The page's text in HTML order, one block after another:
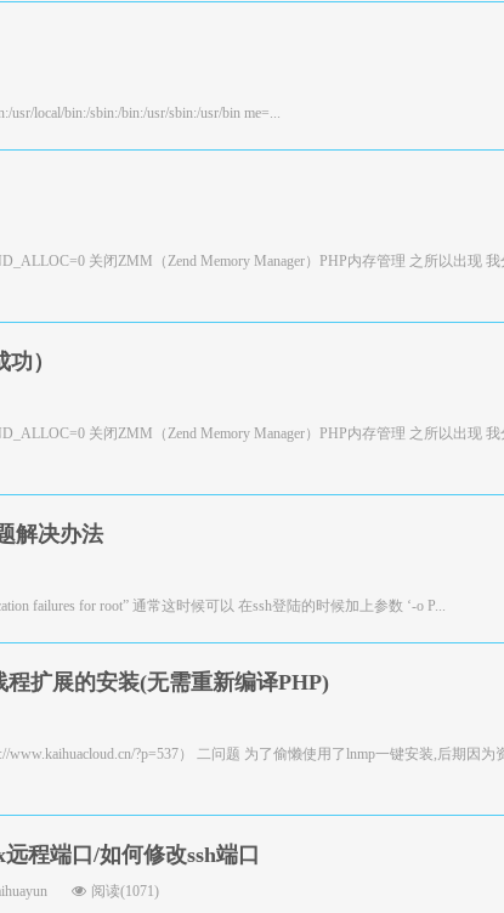
usr/local/bin:/sbin:/bin:/usr/sbin:/usr/bin me=...
关闭ZMM（Zend Memory Manager）PHP内存管理 之所以出现
）
关闭ZMM（Zend Memory Manager）PHP内存管理 之所以出现
解决办法
failures for root” 通常这时候可以 在ssh登陆的时候加上参数 ‘-o P...
扩展的安装(无需重新编译PHP)
www.kaihuacloud.cn/?p=537） 二问题 为了偷懒使用了lnmp一键安装,后期因
程端口/如何修改ssh端口
阅读(1071)